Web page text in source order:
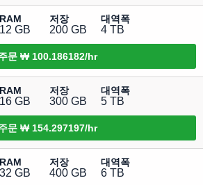
RAM
12 GB
저장
200 GB
대역폭
4 TB
문₩ 100.186182/hr
RAM
16 GB
저장
300 GB
대역폭
5 TB
문₩ 154.297197/hr
RAM
32 GB
저장
400 GB
대역폭
6 TB